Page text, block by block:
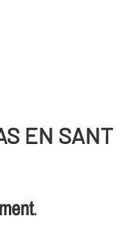
EN SANT
.